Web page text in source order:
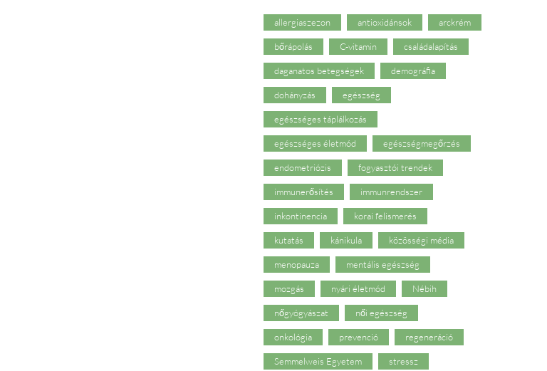
allergiaszezon antioxidánsok arckrém
bőrápolás C-vitamin családalapítás
daganatos betegségek demográfia
dohányzás egészség
egészséges táplálkozás
egészséges életmód egészségmegőrzés
endometriózis fogyasztói trendek
immunerősítés immunrendszer
inkontinencia korai felismerés
kutatás kánikula közösségi média
menopauza mentális egészség
mozgás nyári életmód Nébih
nőgyógyászat női egészség
onkológia prevenció regeneráció
Semmelweis Egyetem stressz